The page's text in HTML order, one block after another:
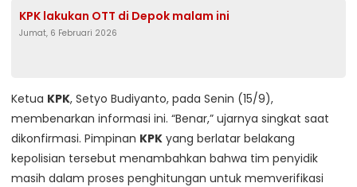
KPK lakukan OTT di Depok malam ini
Jumat, 6 Februari 2026
Ketua KPK, Setyo Budiyanto, pada Senin (15/9),
membenarkan informasi ini. “Benar,” ujarnya singkat saat
dikonfirmasi. Pimpinan KPK yang berlatar belakang
kepolisian tersebut menambahkan bahwa tim penyidik
masih dalam proses penghitungan untuk memverifikasi